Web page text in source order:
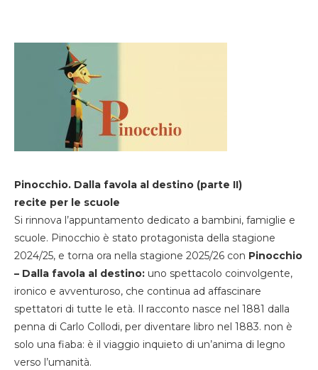
Pinocchio. Dalla favola al destino (parte II)
recite per le scuole
Si rinnova l’appuntamento dedicato a bambini, famiglie e
scuole. Pinocchio è stato protagonista della stagione
2024/25, e torna ora nella stagione 2025/26 con Pinocchio
– Dalla favola al destino: uno spettacolo coinvolgente,
ironico e avventuroso, che continua ad affascinare
spettatori di tutte le età. Il racconto nasce nel 1881 dalla
penna di Carlo Collodi, per diventare libro nel 1883. non è
solo una fiaba: è il viaggio inquieto di un’anima di legno
verso l’umanità.